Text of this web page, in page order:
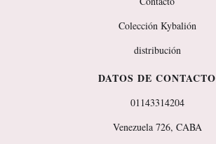
Colección Kybalión
distribución
DATOS DE CONTACTO
01143314204
Venezuela 726, CABA